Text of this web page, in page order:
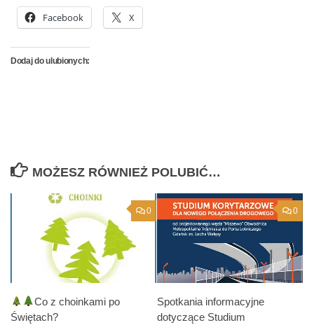
Facebook X
Dodaj do ulubionych:
MOŻESZ RÓWNIEŻ POLUBIĆ…
0
Co z choinkami po
Świętach?
0
Spotkania informacyjne
dotyczące Studium